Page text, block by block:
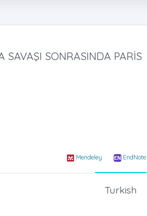
SAVAŞI SONRASINDA PARİS
Mendeley EndNote
Turkish